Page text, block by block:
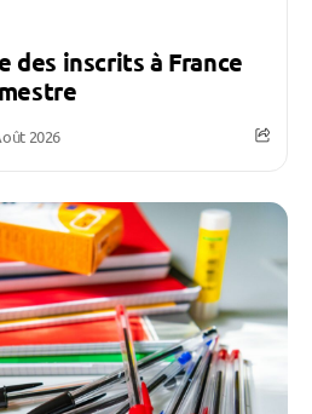
des inscrits à France
2026